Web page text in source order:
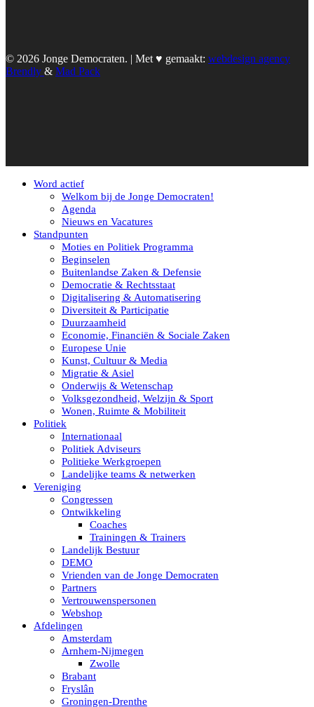
© 2026 Jonge Democraten. | Met ♥︎ gemaakt: webdesign agency
Brendly & Mad Pack
Word actief
Welkom bij de Jonge Democraten!
Agenda
Nieuws en Vacatures
Standpunten
Moties en Politiek Programma
Beginselen
Buitenlandse Zaken & Defensie
Democratie & Rechtsstaat
Digitalisering & Automatisering
Diversiteit & Participatie
Duurzaamheid
Economie, Financiën & Sociale Zaken
Europese Unie
Kunst, Cultuur & Media
Migratie & Asiel
Onderwijs & Wetenschap
Volksgezondheid, Welzijn & Sport
Wonen, Ruimte & Mobiliteit
Politiek
Internationaal
Politiek Adviseurs
Politieke Werkgroepen
Landelijke teams & netwerken
Vereniging
Congressen
Ontwikkeling
Coaches
Trainingen & Trainers
Landelijk Bestuur
DEMO
Vrienden van de Jonge Democraten
Partners
Vertrouwenspersonen
Webshop
Afdelingen
Amsterdam
Arnhem-Nijmegen
Zwolle
Brabant
Fryslân
Groningen-Drenthe